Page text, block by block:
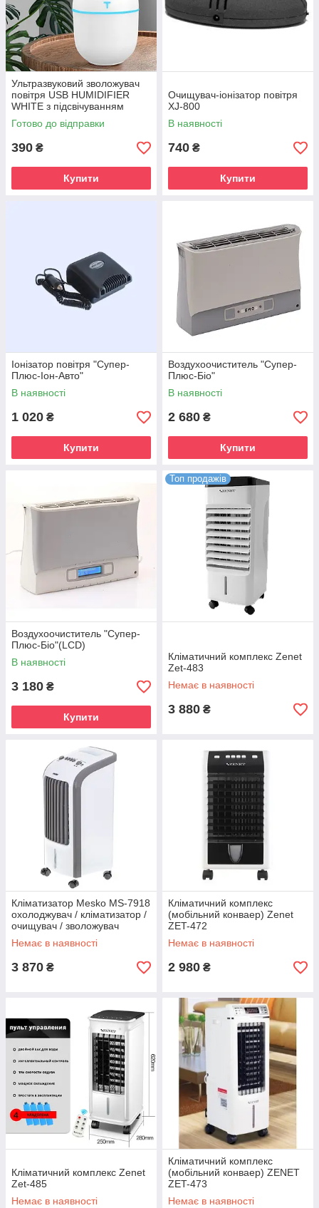
Ультразвуковий зволожувач
повітря USB HUMIDIFIER
WHITE з підсвічуванням
Готово до відправки
390 ₴
Купити
Очищувач-іонізатор повітря
XJ-800
В наявності
740 ₴
Купити
Іонізатор повітря "Супер-
Плюс-Іон-Авто"
В наявності
1 020 ₴
Купити
Воздухоочиститель "Супер-
Плюс-Біо"
В наявності
2 680 ₴
Купити
Воздухоочиститель "Супер-
Плюс-Біо"(LCD)
В наявності
3 180 ₴
Купити
Топ продажів
Кліматичний комплекс Zenet
Zet-483
Немає в наявності
3 880 ₴
Кліматизатор Mesko MS-7918
охолоджувач / кліматизатор /
очищувач / зволожувач
Немає в наявності
3 870 ₴
Кліматичний комплекс
(мобільний конваер) Zenet
ZET-472
Немає в наявності
2 980 ₴
Кліматичний комплекс Zenet
Zet-485
Немає в наявності
Кліматичний комплекс
(мобільний конваер) ZENET
ZET-473
Немає в наявності